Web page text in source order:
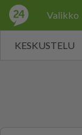
Valikko
KESKUSTELU